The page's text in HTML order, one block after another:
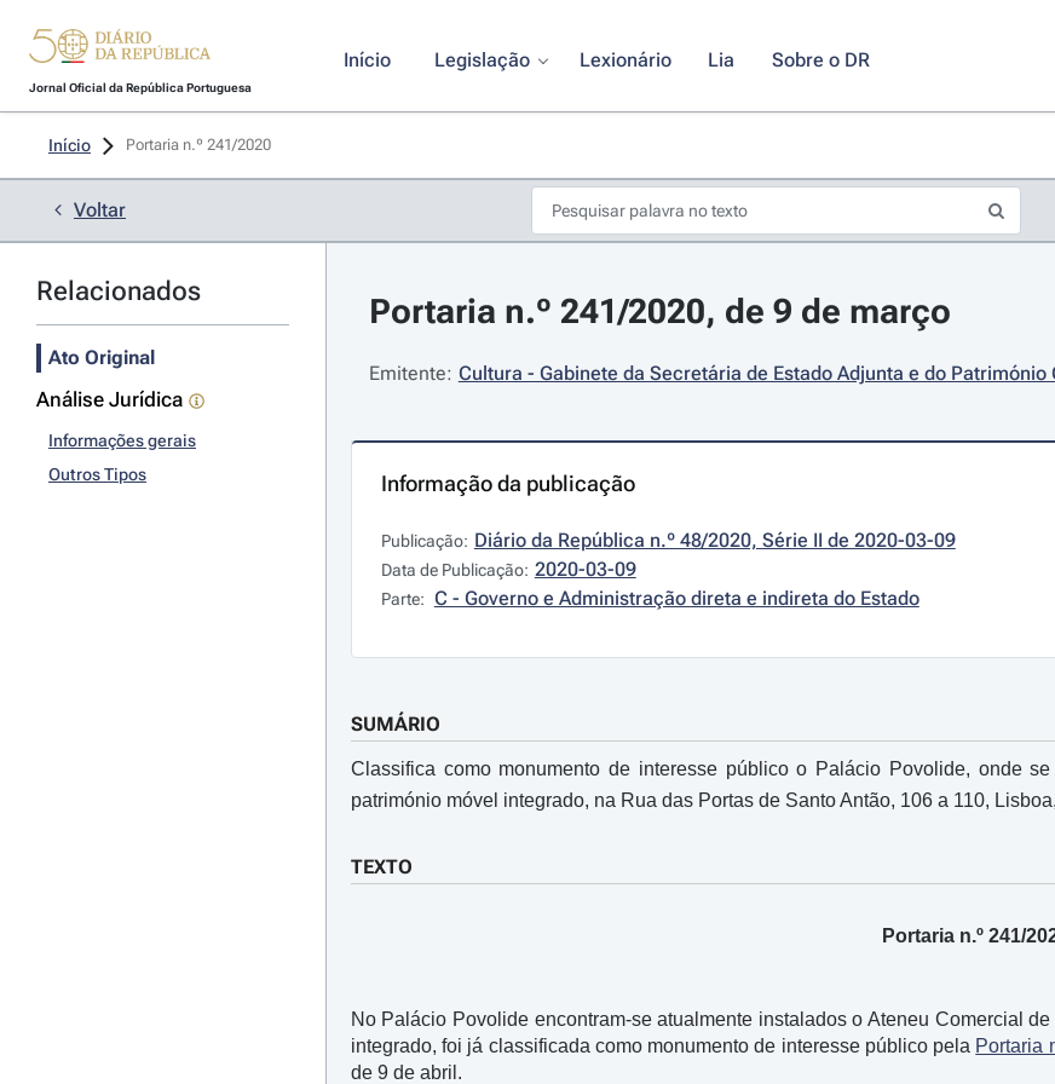
Jornal Oficial da República Portuguesa
Início Legislação Lexionário Lia Sobre o DR
Início Portaria n.º 241/2020
Voltar
Relacionados
Ato Original
Análise Jurídica
Informações gerais
Outros Tipos
Portaria n.º 241/2020, de 9 de março
Emitente: Cultura - Gabinete da Secretária de Estado Adjunta e do Património
Informação da publicação
Publicação: Diário da República n.º 48/2020, Série II de 2020-03-09
Data de Publicação: 2020-03-09
Parte: C - Governo e Administração direta e indireta do Estado
SUMÁRIO
Classifica como monumento de interesse público o Palácio Povolide, onde
património móvel integrado, na Rua das Portas de Santo Antão, 106 a 110,
TEXTO
Portaria n.º 241/
No Palácio Povolide encontram-se atualmente instalados o Ateneu Comercial
integrado, foi já classificada como monumento de interesse público pela Portaria
de 9 de abril.